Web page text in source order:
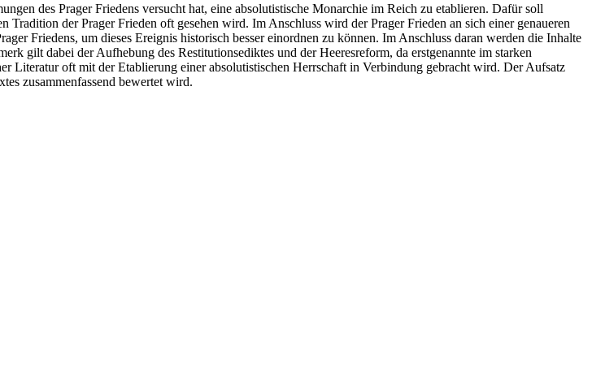
des Prager Friedens versucht hat, eine absolutistische Monarchie im Reich zu etablieren. Dafür soll
der Prager Frieden oft gesehen wird. Im Anschluss wird der Prager Frieden an sich einer genaueren
Friedens, um dieses Ereignis historisch besser einordnen zu können. Im Anschluss daran werden die Inhalte
gilt dabei der Aufhebung des Restitutionsediktes und der Heeresreform, da erstgenannte im starken
Literatur oft mit der Etablierung einer absolutistischen Herrschaft in Verbindung gebracht wird. Der Aufsatz
zusammenfassend bewertet wird.